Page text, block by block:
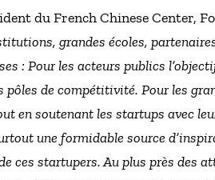
du French Chinese Center,
grandes écoles,
: Pour les acteurs publics
de compétitivité. Pour les
en soutenant les startups avec
une formidable source
ces startupers. Au plus près des